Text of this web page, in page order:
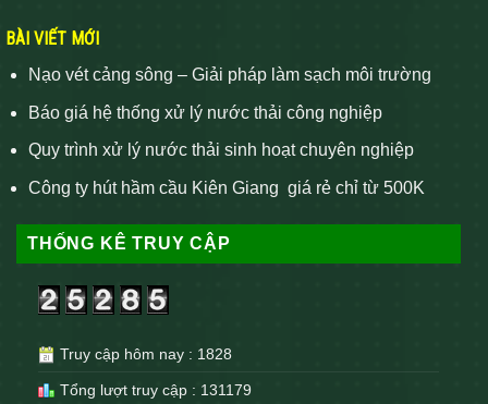
BÀI VIẾT MỚI
Nạo vét cảng sông – Giải pháp làm sạch môi trường
Báo giá hệ thống xử lý nước thải công nghiệp
Quy trình xử lý nước thải sinh hoạt chuyên nghiệp
Công ty hút hầm cầu Kiên Giang giá rẻ chỉ từ 500K
THỐNG KÊ TRUY CẬP
Truy cập hôm nay : 1828
Tổng lượt truy cập : 131179